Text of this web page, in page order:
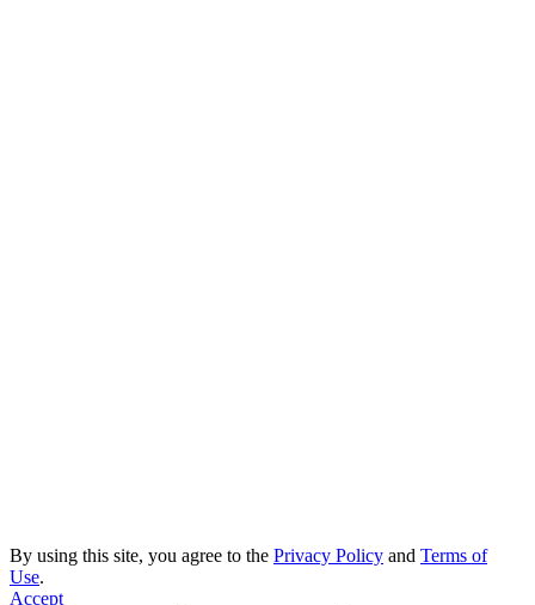
By using this site, you agree to the Privacy Policy and Terms of
Use.
Accept